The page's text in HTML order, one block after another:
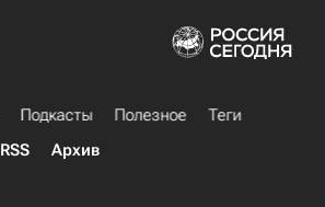
Подкасты Полезное
Теги
RSS Архив